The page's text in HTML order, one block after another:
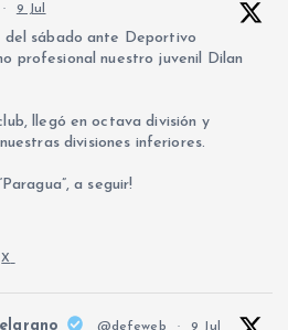
· 9 Jul
del sábado ante Deportivo
profesional nuestro juvenil Dilan
llegó en octava división y
divisiones inferiores.
a seguir!
X
@defeweb · 9 Jul